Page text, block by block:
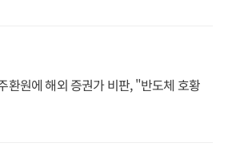
환원에 해외 증권가 비판, "반도체 호황